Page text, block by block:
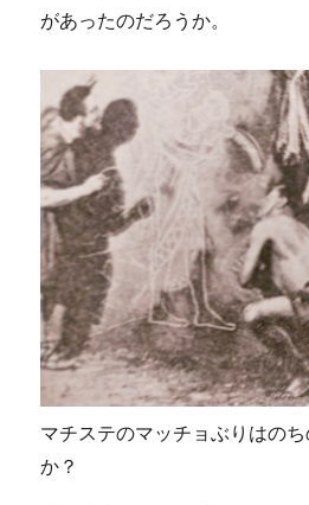
があったのだろうか。
マチステのマッチョぶりはの
か？